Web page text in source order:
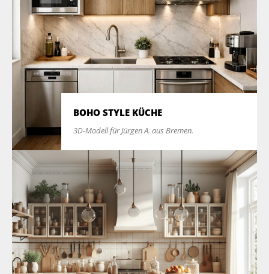
BOHO STYLE KÜCHE
3D-Modell für Jürgen A. aus Bremen.